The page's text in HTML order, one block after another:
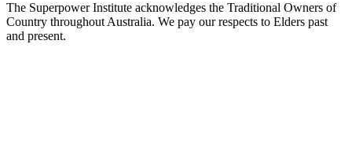
The Superpower Institute acknowledges the Traditional Owners of
Country throughout Australia. We pay our respects to Elders past
and present.​​​​‌ ‍ ​‍​‍‌‍ ‌ ​‍‌‍‍‌‌‍‌ ‌‍‍‌‌‍ ‍​‍​‍​ ‍‍​‍​‍‌ ​ ‌‍​‌‌‍ ‍‌‍‍‌‌ ‌​‌ ‍‌​‍ ‍‌‍‍‌‌‍ ​‍​‍​‍ ​​‍​‍‌‍‍​‌ ​‍‌‍‌‌‌‍‌‍​‍​‍​ ‍‍​‍​‍‌‍‍​‌ ‌​‌ ‌​‌ ​​​ ‍‍​‍ ​‍ ‌‍ ​‌‍ ‌‍​ ‌‍​‌‌‍ ​‌‍‍​‌‍ ‌ ​ ‌ ‌​​ ‍‍​ ​ ​ ​ ​ ​ ​ ​ ​‍ ‌‍‍‌‌‍ ‍‌ ‌​‌‍‌‌‌‍ ‍‌ ‌​​‍ ‌‍‌‌‌‍‌​‌‍‍‌‌ ‌​​‍ ‌‍ ‌‌‍ ‌‍‌​‌‍‌‌​ ‌‌ ​​‌ ​‍‌‍‌‌‌ ​ ‌‍‌‌‌‍ ‍‌ ‌​‌‍​‌‌ ‌​‌‍‍‌‌‍ ‌‍ ‍​ ‍ ‌‍‍‌‌‍‌​​ ‌​ ​‍​ ‌‍​ ‌‌​ ‌‍​ ​​‌‍‌‌​ ‍​​ ​​​‍ ‌​ ‌ ​ ‌​​ ‌‍​ ‌‌​‍ ‌​ ‌​​ ‍​​ ​ ​ ‍‌​‍ ‌​ ‍​​ ‌‍​ ​‍​ ‍‌​‍ ‌​ ‌‌​ ‌‌​ ‌ ​ ​‍‌‍‌‍​ ‍​​ ​‍​ ‍‌​ ‌‌​ ‍​​ ​​‌‍‌‌​ ‍ ‌ ‌​‌ ‍‌‌ ​​‌‍‌‌​ ‌‌ ​ ‌‍‌‌‌ ‌​‌ ‌​‌‍‍‌‌‍ ‍‌‍‌ ‌ ​ ​ ‍ ‌ ​​‌‍​‌‌ ‌​‌‍‍​​ ‌‌‍​‌‌‍​ ‌‍‍ ‌‍ ‍‌‍ ‌ ‌ ‌‍ ​‌‍‌‌‌‍‌​‌‍‌ ‌‍‌‌‌‍ ‌‌‍‌‌‌‍ ‍‌ ‌​​ ‌‍​‍‌‍​‌‌ ​ ‌‍‌‌‌‌‌‌‌ ​‍‌‍ ​​ ‌‌‍‍​‌ ‌​‌ ‌​‌ ​​​‍‌‌​ ​ ‌​​‌​‍‌‌​ ​‍‌​‌‍​‍‌‌​ ​‍‌​‌‍‌‍ ​‌‍ ‌‍​ ‌‍​‌‌‍ ​‌‍‍​‌‍ ‌ ​ ‌ ‌​​‍‌‌​ ​ ‌​​‌​ ​ ​ ​ ​ ​ ​ ​ ​‍‌‍‌‍‍‌‌‍‌​​ ‌​ ​‍​ ‌‍​ ‌‌​ ‌‍​ ​​‌‍‌‌​ ‍​​ ​​​‍ ‌​ ‌ ​ ‌​​ ‌‍​ ‌‌​‍ ‌​ ‌​​ ‍​​ ​ ​ ‍‌​‍ ‌​ ‍​​ ‌‍​ ​‍​ ‍‌​‍ ‌​ ‌‌​ ‌‌​ ‌ ​ ​‍‌‍‌‍​ ‍​​ ​‍​ ‍‌​ ‌‌​ ‍​​ ​​‌‍‌‌​‍‌‍‌ ‌​‌ ‍‌‌ ​​‌‍‌‌​ ‌‌ ​ ‌‍‌‌‌ ‌​‌ ‌​‌‍‍‌‌‍ ‍‌‍‌ ‌ ​ ​‍‌‍‌ ​​‌‍​‌‌ ‌​‌‍‍​​ ‌‌‍​‌‌‍​ ‌‍‍ ‌‍ ‍‌‍ ‌ ‌ ‌‍ ​‌‍‌‌‌‍‌​‌‍‌ ‌‍‌‌‌‍ ‌‌‍‌‌‌‍ ‍‌ ‌​​‍‌‍‌ ​​‌‍‌‌‌ ​‍‌ ​ ‌ ​​‌‍‌‌‌‍​ ‌ ‌​‌‍‍‌‌ ‌‍‌‍‌‌​ ‌‌ ​​‌ ‌‌‌‍​‍‌‍ ​‌‍‍‌‌ ​ ‌‍‍​‌‍‌‌‌‍‌​​‍​‍‌ ‌